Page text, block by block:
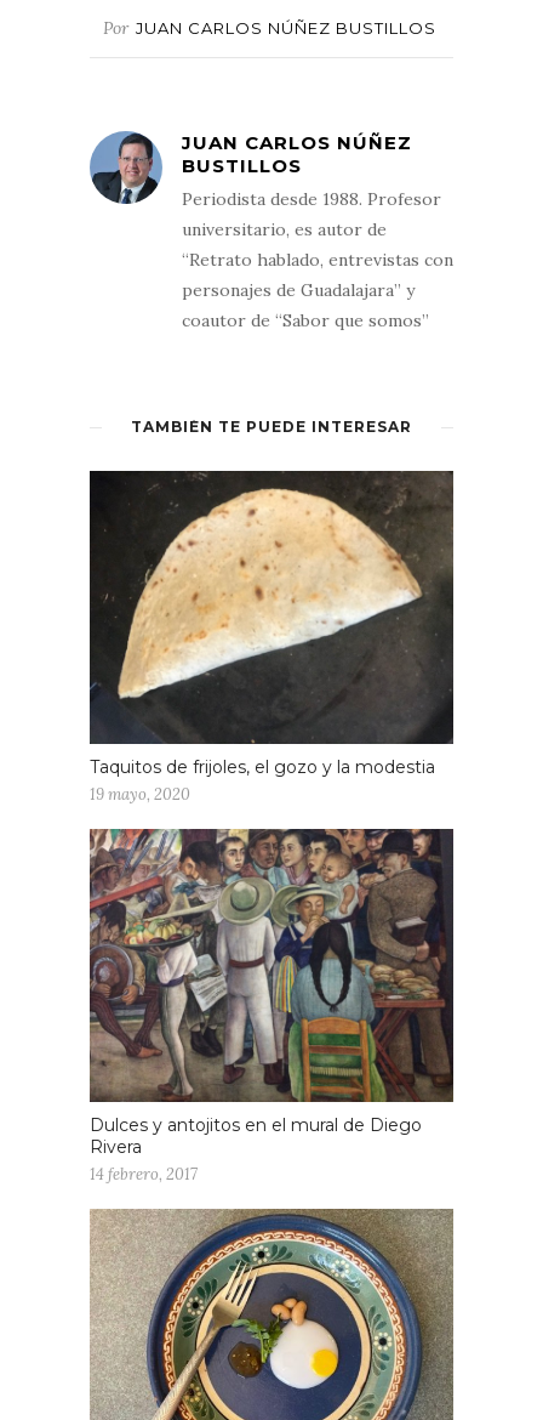
Por JUAN CARLOS NÚÑEZ BUSTILLOS
JUAN CARLOS NÚÑEZ
BUSTILLOS
Periodista desde 1988. Profesor
universitario, es autor de
“Retrato hablado, entrevistas con
personajes de Guadalajara” y
coautor de “Sabor que somos”
TAMBIÉN TE PUEDE INTERESAR
Taquitos de frijoles, el gozo y la modestia
19 mayo, 2020
Dulces y antojitos en el mural de Diego
Rivera
14 febrero, 2017